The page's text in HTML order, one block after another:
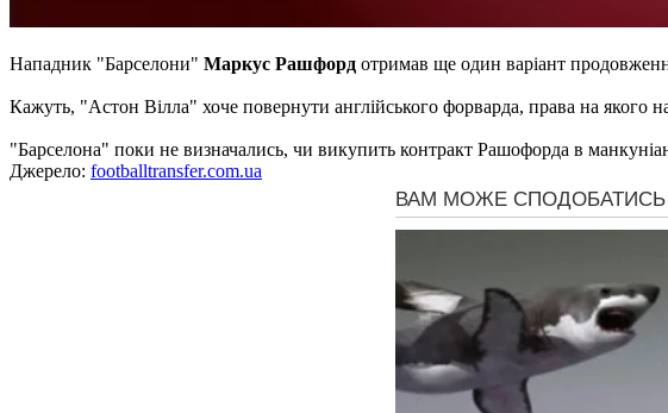
Нападник "Барселони" Маркус Рашфорд отримав ще один варіант
Кажуть, "Астон Вілла" хоче повернути англійського форварда, права на
"Барселона" поки не визначались, чи викупить контракт Рашофорда в
Джерело: footballtransfer.com.ua